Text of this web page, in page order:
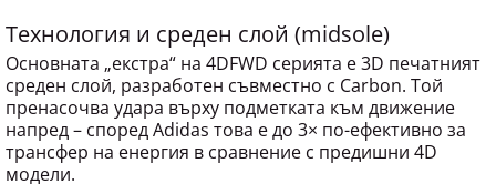
Технология и среден слой (midsole)
Основната „екстра“ на 4DFWD серията е 3D печатният
среден слой, разработен съвместно с Carbon. Той
пренасочва удара върху подметката към движение
напред – според Adidas това е до 3× по-ефективно за
трансфер на енергия в сравнение с предишни 4D
модели.